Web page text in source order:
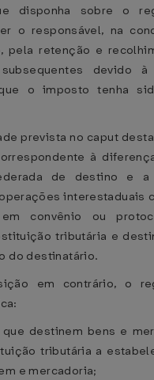
disponha sobre o
o responsável, na
pela retenção e
devido à
o imposto tenha
prevista no caput
à
de destino e a
interestaduais
convênio ou
tributária e
do destinatário.
em contrário, o
destinem bens e
tributária a
e mercadoria;